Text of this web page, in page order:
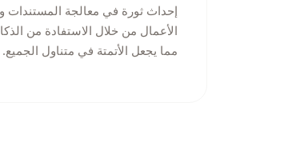
إحداث ثورة في معالجة المستندات
الأعمال من خلال الاستفادة من
مما يجعل الأتمتة في متناول الجميع.